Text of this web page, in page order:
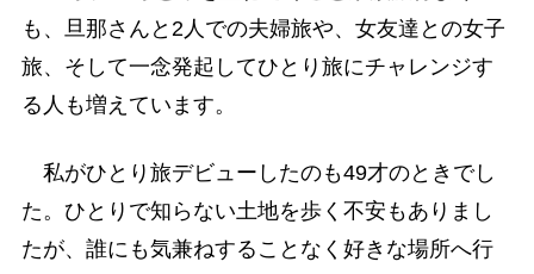
も、旦那さんと2人での夫婦旅や、女友達との女子
旅、そして一念発起してひとり旅にチャレンジす
る人も増えています。
私がひとり旅デビューしたのも49才のときでし
た。ひとりで知らない土地を歩く不安もありまし
たが、誰にも気兼ねすることなく好きな場所へ行